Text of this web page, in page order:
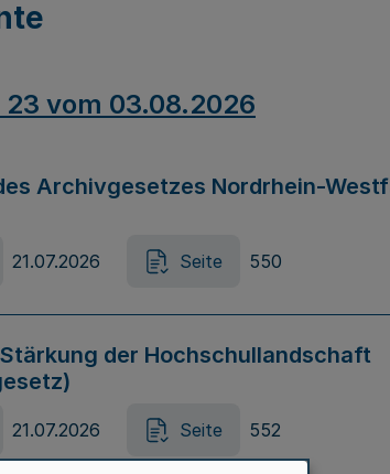
23 vom 03.08.2026
Archivgesetzes Nordrhein-
21.07.2026 Seite 550
der Hochschullandschaft
21.07.2026 Seite 552